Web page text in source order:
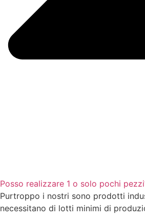
Posso realizzare 1 o solo pochi
Purtroppo i nostri sono prodotti
necessitano di lotti minimi di